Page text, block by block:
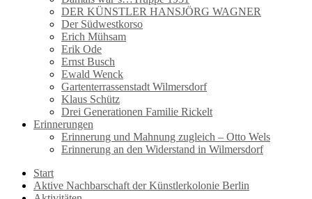
DER KÜNSTLER HANSJÖRG WAGNER
Der Südwestkorso
Erich Mühsam
Erik Ode
Ernst Busch
Ewald Wenck
Gartenterrassenstadt Wilmersdorf
Klaus Schütz
Drei Generationen Familie Rickelt
Erinnerungen
Erinnerung und Mahnung zugleich – Otto Wels
Erinnerung an den Widerstand in Wilmersdorf
Start
Aktive Nachbarschaft der Künstlerkolonie Berlin